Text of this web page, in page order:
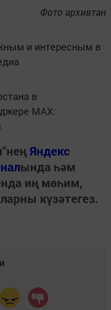
Фото архивтан
и интересным в
в
MАХ:
Яндекс
ында һәм
иң мөһим,
күзәтегез.